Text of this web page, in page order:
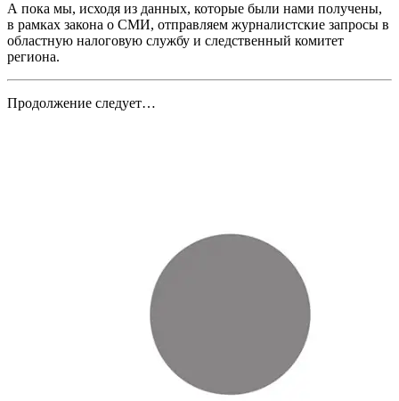
А пока мы, исходя из данных, которые были нами получены,
в рамках закона о СМИ, отправляем журналистские запросы в
областную налоговую службу и следственный комитет
региона.
Продолжение следует…